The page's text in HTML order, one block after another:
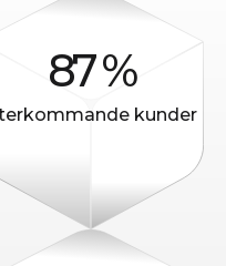
87 %
kunder